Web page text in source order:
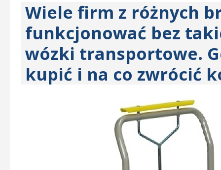
Wiele firm z różnych
funkcjonować bez
wózki transportowe.
kupić i na co zwrócić